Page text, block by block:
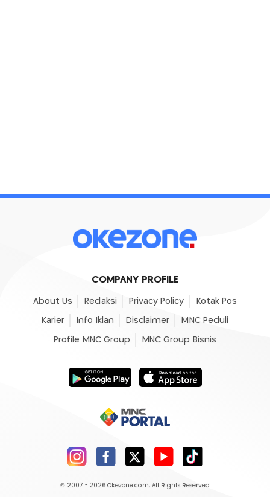
COMPANY PROFILE
About Us Redaksi Privacy Policy Kotak Pos
Karier Info Iklan Disclaimer MNC Peduli
Profile MNC Group MNC Group Bisnis
© 2007 - 2026 Okezone.com, All Rights Reserved